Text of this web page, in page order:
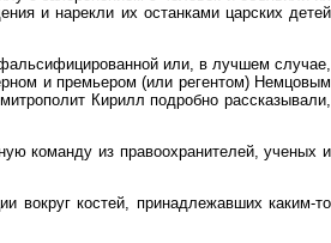
и нарекли их останками царских детей
или, в лучшем случае,
и премьером (или регентом) Немцовым
Кирилл подробно рассказывали,
команду из правоохранителей, ученых и
вокруг костей, принадлежавших каким-то